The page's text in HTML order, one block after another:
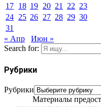
17 18 19 20 21 22 23
24 25 26 27 28 29 30
31
« Апр
Июн »
Search for:
Рубрики
Рубрики
Материалы